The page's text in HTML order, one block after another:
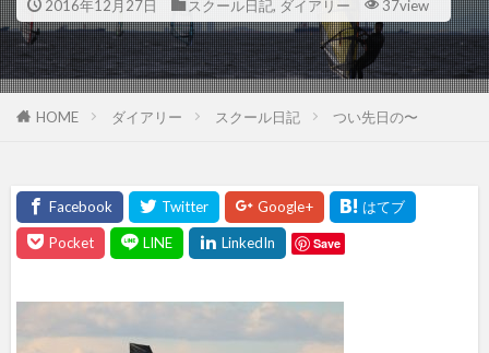
2016年12月27日 スクール日記, ダイアリー 37view
HOME ダイアリー スクール日記 つい先日の〜
Save